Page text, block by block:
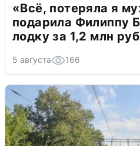
«Всё, потеряла я
подарила Филиппу
лодку за 1,2 млн
5 августа 166